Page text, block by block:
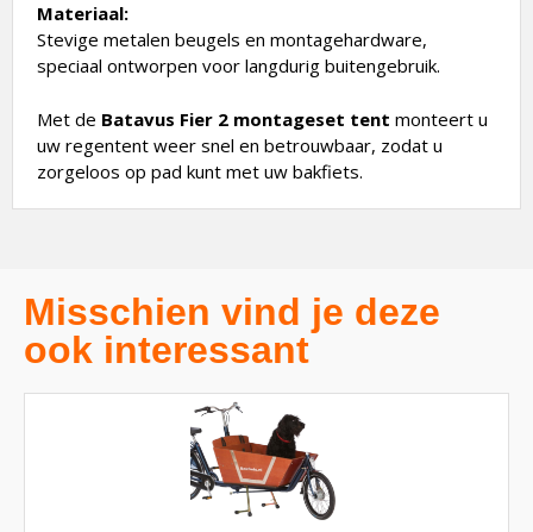
Materiaal:
Stevige metalen beugels en montagehardware,
speciaal ontworpen voor langdurig buitengebruik.
Met de Batavus Fier 2 montageset tent monteert u
uw regentent weer snel en betrouwbaar, zodat u
zorgeloos op pad kunt met uw bakfiets.
Misschien vind je deze
ook interessant